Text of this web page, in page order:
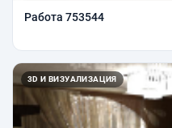
Работа 753544
3D И ВИЗУАЛИЗАЦИЯ